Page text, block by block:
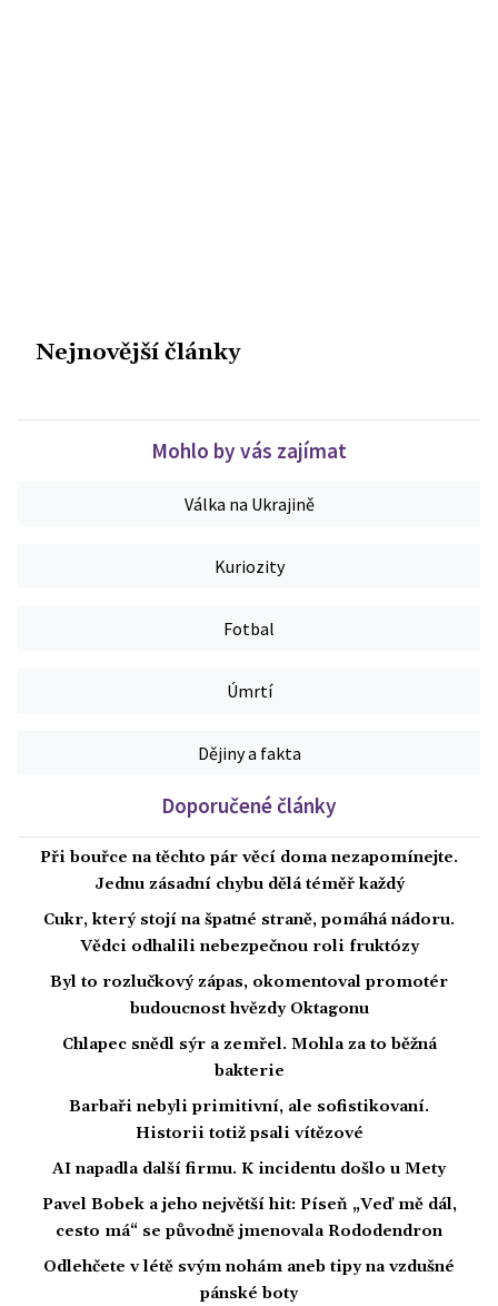
Nejnovější články
Mohlo by vás zajímat
Válka na Ukrajině
Kuriozity
Fotbal
Úmrtí
Dějiny a fakta
Doporučené články
Při bouřce na těchto pár věcí doma nezapomínejte.
Jednu zásadní chybu dělá téměř každý
Cukr, který stojí na špatné straně, pomáhá nádoru.
Vědci odhalili nebezpečnou roli fruktózy
Byl to rozlučkový zápas, okomentoval promotér
budoucnost hvězdy Oktagonu
Chlapec snědl sýr a zemřel. Mohla za to běžná
bakterie
Barbaři nebyli primitivní, ale sofistikovaní.
Historii totiž psali vítězové
AI napadla další firmu. K incidentu došlo u Mety
Pavel Bobek a jeho největší hit: Píseň „Veď mě dál,
cesto má“ se původně jmenovala Rododendron
Odlehčete v létě svým nohám aneb tipy na vzdušné
pánské boty